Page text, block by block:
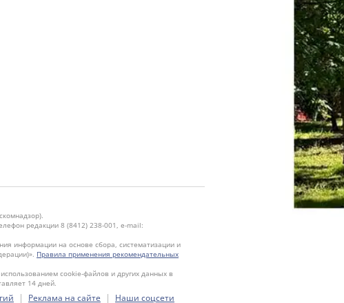
редакции 8 (8412) 238-001, e-mail:
информации на основе сбора, систематизации и
Правила применения рекомендательных
cookie-файлов и других данных в
14 дней.
| Реклама на сайте | Наши соцсети